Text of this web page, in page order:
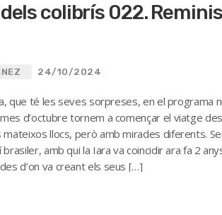
colibrís 022.
24/10/2024
que té les seves sorpreses, en el programa
d’octubre tornem a començar el viatge
llocs, però amb mirades diferents.
amb qui la Iara va coincidir ara fa 2
d’on va creant els seus […]